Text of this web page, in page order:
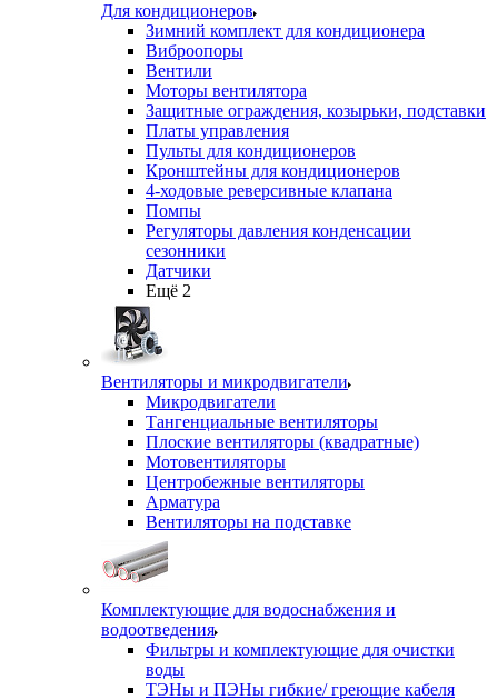
Для кондиционеров
Зимний комплект для кондиционера
Виброопоры
Вентили
Моторы вентилятора
Защитные ограждения, козырьки, подставки
Платы управления
Пульты для кондиционеров
Кронштейны для кондиционеров
4-ходовые реверсивные клапана
Помпы
Регуляторы давления конденсации
сезонники
Датчики
Ещё 2
Вентиляторы и микродвигатели
Микродвигатели
Тангенциальные вентиляторы
Плоские вентиляторы (квадратные)
Мотовентиляторы
Центробежные вентиляторы
Арматура
Вентиляторы на подставке
Комплектующие для водоснабжения и
водоотведения
Фильтры и комплектующие для очистки
воды
ТЭНы и ПЭНы гибкие/ греющие кабеля